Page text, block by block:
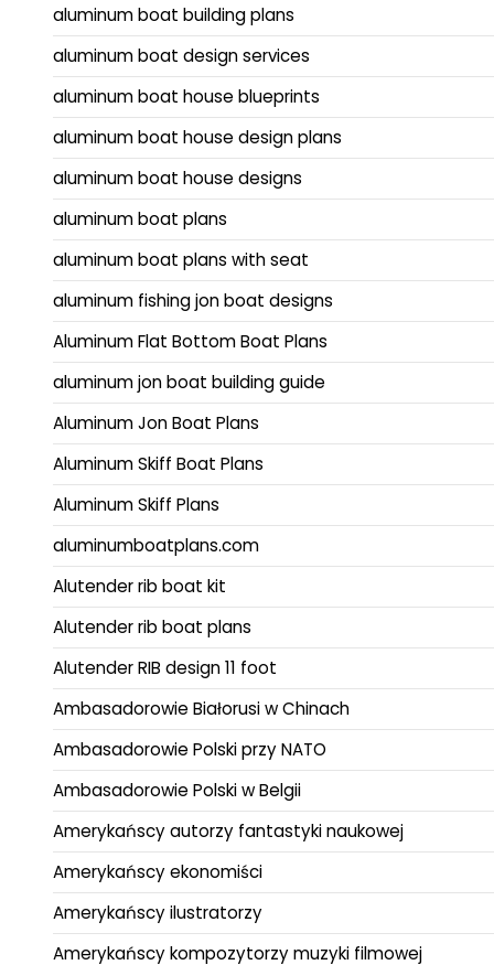
aluminum boat building plans
aluminum boat design services
aluminum boat house blueprints
aluminum boat house design plans
aluminum boat house designs
aluminum boat plans
aluminum boat plans with seat
aluminum fishing jon boat designs
Aluminum Flat Bottom Boat Plans
aluminum jon boat building guide
Aluminum Jon Boat Plans
Aluminum Skiff Boat Plans
Aluminum Skiff Plans
aluminumboatplans.com
Alutender rib boat kit
Alutender rib boat plans
Alutender RIB design 11 foot
Ambasadorowie Białorusi w Chinach
Ambasadorowie Polski przy NATO
Ambasadorowie Polski w Belgii
Amerykańscy autorzy fantastyki naukowej
Amerykańscy ekonomiści
Amerykańscy ilustratorzy
Amerykańscy kompozytorzy muzyki filmowej